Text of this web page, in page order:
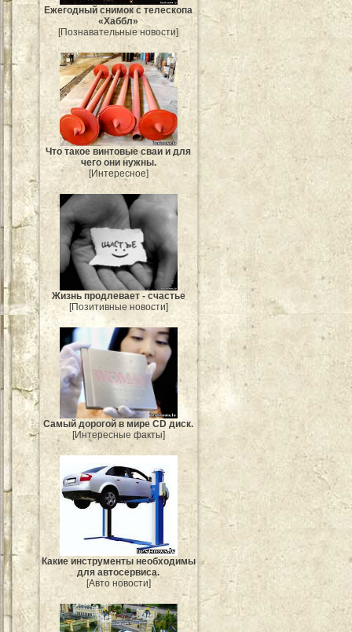
Ежегодный снимок с телескопа
«Хаббл»
[Познавательные новости]
Что такое винтовые сваи и для
чего они нужны.
[Интересное]
Жизнь продлевает - счастье
[Позитивные новости]
Самый дорогой в мире CD диск.
[Интересные факты]
Какие инструменты необходимы
для автосервиса.
[Авто новости]